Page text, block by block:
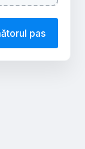
pas